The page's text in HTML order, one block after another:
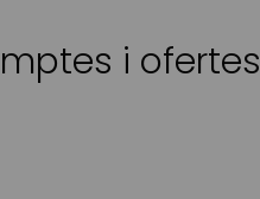
i ofertes